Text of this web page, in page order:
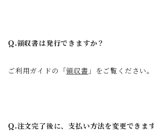
Q.領収書は発行できますか？
ご利用ガイドの「領収書 」をご覧ください。
Q.注文完了後に、支払い方法を変更できま